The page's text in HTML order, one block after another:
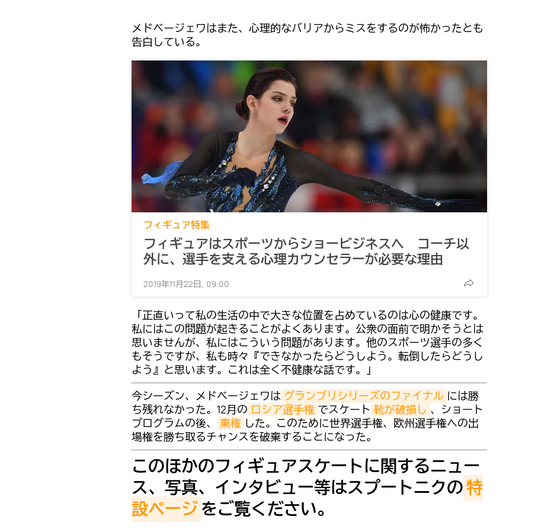
メドベージェワはまた、心理的なバリアからミスをするのが怖かったとも
告白している。
フィギュア特集
フィギュアはスポーツからショービジネスへ コーチ以
外に、選手を支える心理カウンセラーが必要な理由
2019年11月22日, 09:00
「正直いって私の生活の中で大きな位置を占めているのは心の健康です。
私にはこの問題が起きることがよくあります。公衆の面前で明かそうとは
思いませんが、私にはこういう問題があります。他のスポーツ選手の多く
もそうですが、私も時々『できなかったらどうしよう。転倒したらどうし
よう』と思います。これは全く不健康な話です。」
今シーズン、メドベージェワは グランプリシリーズのファイナル には勝
ち残れなかった。12月の ロシア選手権 でスケート 靴が破損し 、ショート
プログラムの後、
棄権 した。このために世界選手権、欧州選手権への出
場権を勝ち取るチャンスを破棄することになった。
このほかのフィギュアスケートに関するニュー
ス、写真、インタビュー等はスプートニクの特
設ページをご覧ください。